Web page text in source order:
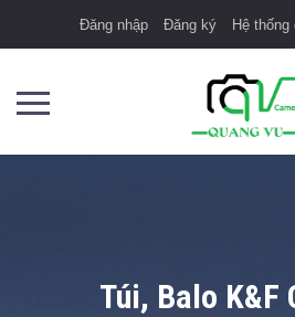
Đăng nhập Đăng ký Hệ
Túi, Balo K&F